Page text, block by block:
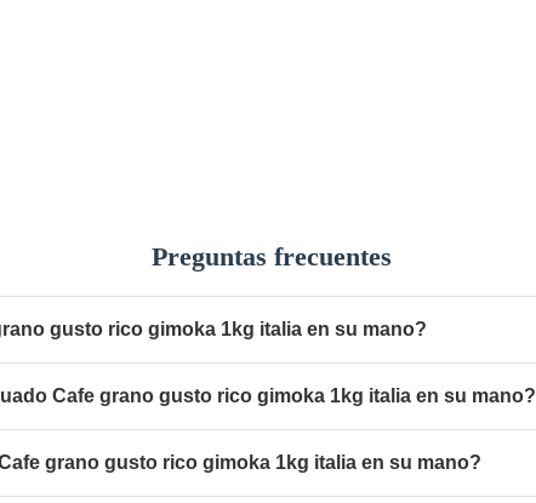
Preguntas frecuentes
gusto rico gimoka 1kg italia en su mano?
Cafe grano gusto rico gimoka 1kg italia en su mano?
grano gusto rico gimoka 1kg italia en su mano?